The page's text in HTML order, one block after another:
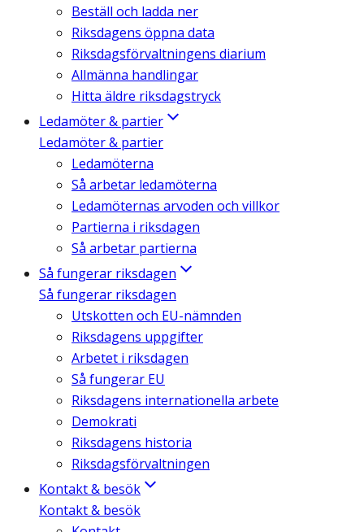
Beställ och ladda ner
Riksdagens öppna data
Riksdagsförvaltningens diarium
Allmänna handlingar
Hitta äldre riksdagstryck
Ledamöter & partier
Ledamöter & partier
Ledamöterna
Så arbetar ledamöterna
Ledamöternas arvoden och villkor
Partierna i riksdagen
Så arbetar partierna
Så fungerar riksdagen
Så fungerar riksdagen
Utskotten och EU-nämnden
Riksdagens uppgifter
Arbetet i riksdagen
Så fungerar EU
Riksdagens internationella arbete
Demokrati
Riksdagens historia
Riksdagsförvaltningen
Kontakt & besök
Kontakt & besök